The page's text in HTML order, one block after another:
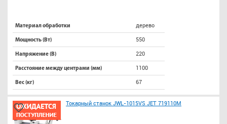
Материал обработки дерево
Мощность (Вт) 550
Напряжение (В) 220
Расстояние между центрами (мм) 1100
Вес (кг) 67
Токарный станок JWL-1015VS JET 719110M